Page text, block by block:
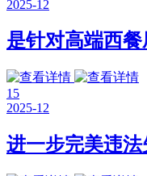
2025-12
是针对高端西餐
15
2025-12
进一步完美违法